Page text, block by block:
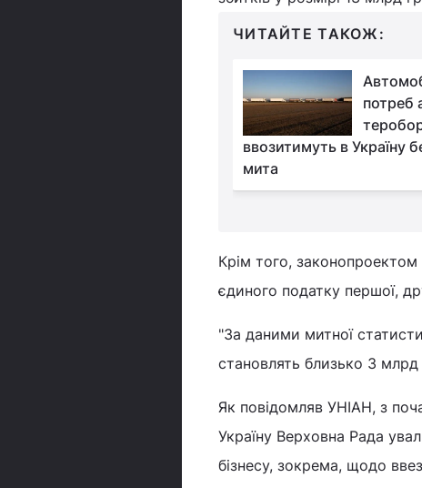
ЧИТАЙТЕ ТАКОЖ:
потреб
ввозитимуть в Україну
мита
Крім того,
єдиного податку першої,
"За даними митної
становлять близько 3
Як повідомляв УНІАН, з
Україну Верховна Рада
бізнесу, зокрема, щодо